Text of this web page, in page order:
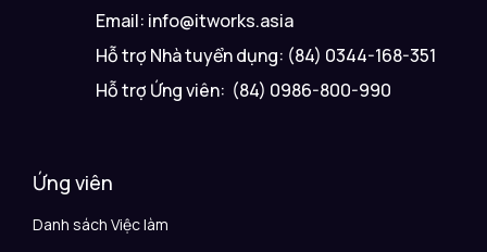
Email: info@itworks.asia
Hỗ trợ Nhà tuyển dụng: (84) 0344-168-351
Hỗ trợ Ứng viên: (84) 0986-800-990
Ứng viên
Danh sách Việc làm